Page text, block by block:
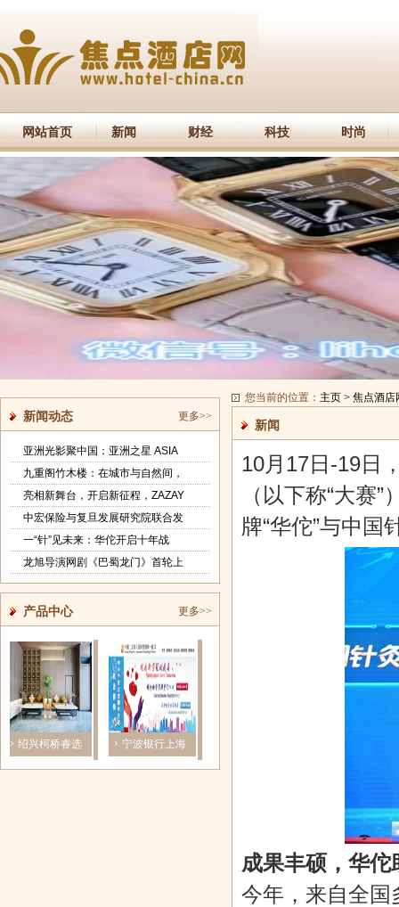
网站首页 新闻 财经 科技 时尚
更多>>
新闻动态
亚洲光影聚中国：亚洲之星 ASIA
九重阁竹木楼：在城市与自然间，
亮相新舞台，开启新征程，ZAZAY
中宏保险与复旦发展研究院联合发
一“针”见未来：华佗开启十年战
龙旭导演网剧《巴蜀龙门》首轮上
更多>>
产品中心
绍兴柯桥睿选
酒店盛大开
宁波银行上海
分行携手上
青春不任“性”
政企协同谋发
展亿固集团
您当前的位置： 主页 > 焦点酒店
新闻
10月17日-19日
（以下称“大赛
牌“华佗”与中
成果丰硕，华
今年，来自全国